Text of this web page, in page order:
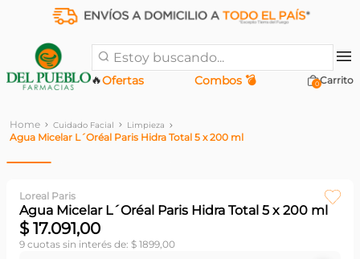
Estoy buscando...
Ofertas
🔥 Combos 💣 0
Cuidado Facial Limpieza
Agua Micelar L´Oréal Paris Hidra Total 5 x 200 ml
Loreal Paris
Agua Micelar L´Oréal Paris Hidra Total 5 x 200 ml
$ 17.091,00
9 cuotas sin interés de: $ 1899,00